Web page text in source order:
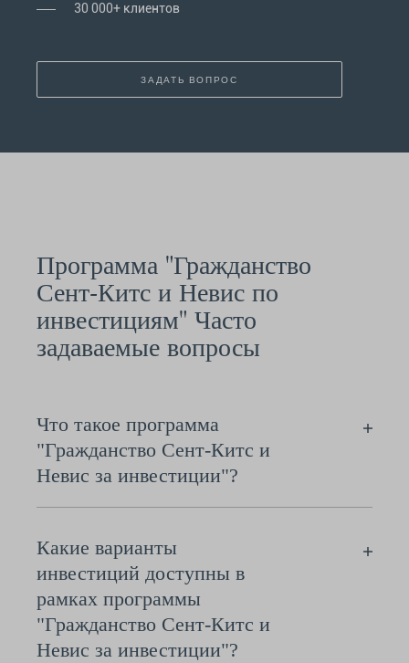
30 000+ клиентов
ЗАДАТЬ ВОПРОС
Программа "Гражданство
Сент-Китс и Невис по
инвестициям" Часто
задаваемые вопросы
Что такое программа
"Гражданство Сент-Китс и
Невис за инвестиции"?
Какие варианты
инвестиций доступны в
рамках программы
"Гражданство Сент-Китс и
Невис за инвестиции"?